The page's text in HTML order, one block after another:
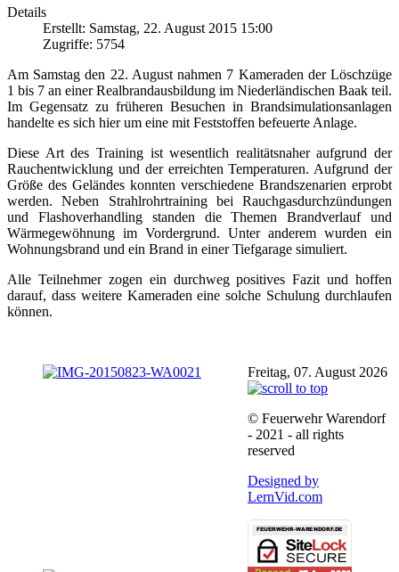
Details
Erstellt: Samstag, 22. August 2015 15:00
Zugriffe: 5754
Am Samstag den 22. August nahmen 7 Kameraden der Löschzüge
1 bis 7 an einer Realbrandausbildung im Niederländischen Baak teil.
Im Gegensatz zu früheren Besuchen in Brandsimulationsanlagen
handelte es sich hier um eine mit Feststoffen befeuerte Anlage.
Diese Art des Training ist wesentlich realitätsnaher aufgrund der
Rauchentwicklung und der erreichten Temperaturen. Aufgrund der
Größe des Geländes konnten verschiedene Brandszenarien erprobt
werden. Neben Strahlrohrtraining bei Rauchgasdurchzündungen
und Flashoverhandling standen die Themen Brandverlauf und
Wärmegewöhnung im Vordergrund. Unter anderem wurden ein
Wohnungsbrand und ein Brand in einer Tiefgarage simuliert.
Alle Teilnehmer zogen ein durchweg positives Fazit und hoffen
darauf, dass weitere Kameraden eine solche Schulung durchlaufen
können.
Freitag, 07. August 2026
© Feuerwehr Warendorf
- 2021 - all rights
reserved
Designed by
LernVid.com